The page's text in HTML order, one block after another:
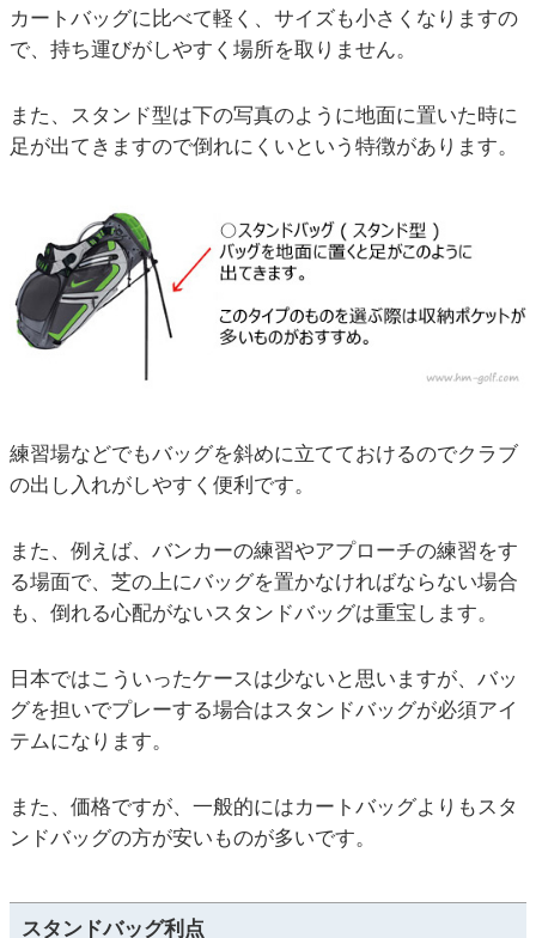
カートバッグに比べて軽く、サイズも小さくなりますの
で、持ち運びがしやすく場所を取りません。
また、スタンド型は下の写真のように地面に置いた時に
足が出てきますので倒れにくいという特徴があります。
練習場などでもバッグを斜めに立てておけるのでクラブ
の出し入れがしやすく便利です。
また、例えば、バンカーの練習やアプローチの練習をす
る場面で、芝の上にバッグを置かなければならない場合
も、倒れる心配がないスタンドバッグは重宝します。
日本ではこういったケースは少ないと思いますが、バッ
グを担いでプレーする場合はスタンドバッグが必須アイ
テムになります。
また、価格ですが、一般的にはカートバッグよりもスタ
ンドバッグの方が安いものが多いです。
スタンドバッグ利点